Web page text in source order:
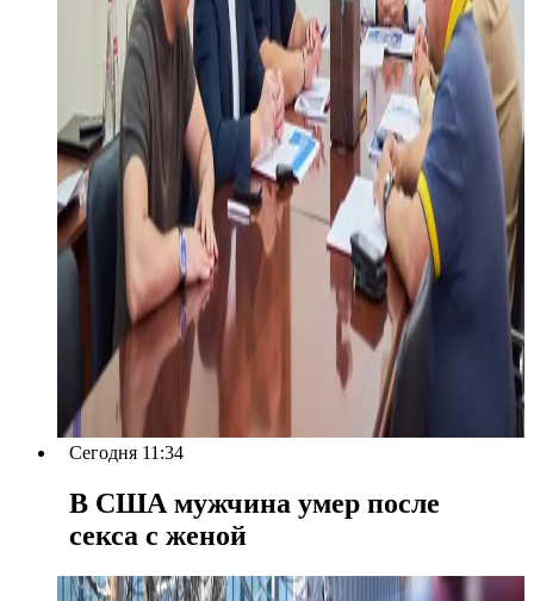
Сегодня 11:34
В США мужчина умер после
секса с женой